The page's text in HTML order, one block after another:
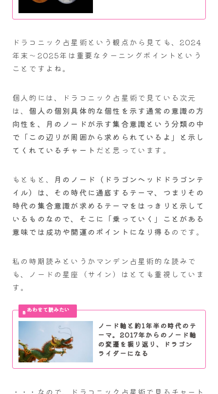
ドラコニック占星術という観点から見ても、2024
年末～2025年は重要なターニングポイントという
ことですよね。
個人的には、ドラコニック占星術で見ている次元
は、 個人の個別具体的な個性を示す通常の意識の方
向性を、月のノードが示す集合意識という分類の中
で「この辺りが周囲から求められているよ」と示し
てくれているチャート だと思っています。
もともと、
月のノード（ドラゴンヘッドドラゴンテ
イル）は、その時代に通底するテーマ、つまりその
時代の集合意識が求めるテーマをはっきりと示して
いるものなので、そこに「乗っていく」ことがある
意味では成功や開運のポイントになり得る のです。
私の時期読みというかマンデン占星術的な読みで
も、ノードの星座（サイン）はとても重視していま
す。
ノード軸と約1年半の時代のテ
ーマ。2017年からのノード軸
の変遷を振り返り、ドラゴン
ライダーになる
・・・なので、ドラコニック占星術で見るチャート